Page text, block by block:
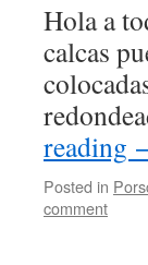
Hola a
calcas
reading
Posted in
comment